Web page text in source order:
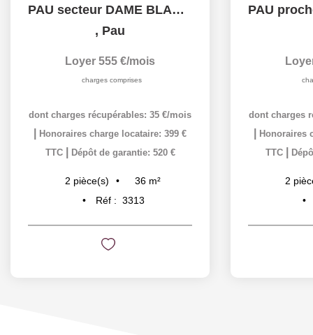
PAU secteur DAME BLANCHE
, Pau
Loyer 555 €/mois
charges comprises
dont charges récupérables: 35 €/mois
Honoraires charge locataire: 399 €
TTC
Dépôt de garantie: 520 €
2 pièce(s) 36 m²
Réf : 3313
dont charges
Honoraires
TTC
2